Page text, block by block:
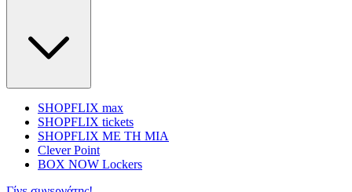
SHOPFLIX max
SHOPFLIX tickets
SHOPFLIX ΜΕ ΤΗ ΜΙΑ
Clever Point
BOX NOW Lockers